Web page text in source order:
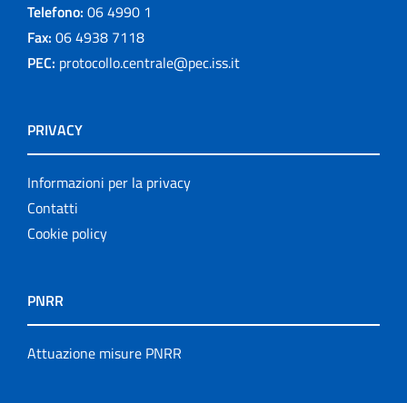
Telefono: 06 4990 1
Fax: 06 4938 7118
PEC: protocollo.centrale@pec.iss.it
PRIVACY
Informazioni per la privacy
Contatti
Cookie policy
PNRR
Attuazione misure PNRR